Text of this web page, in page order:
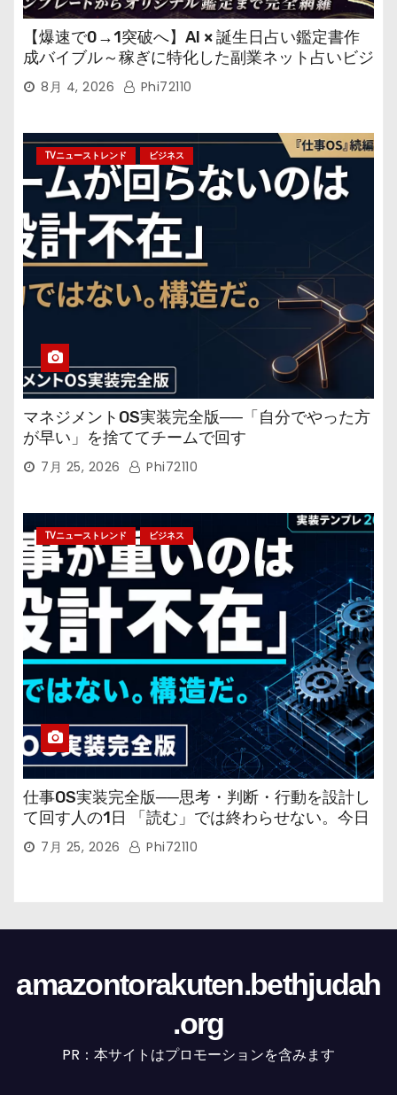
【爆速で0→1突破へ】AI × 誕生日占い鑑定書作
成バイブル～稼ぎに特化した副業ネット占いビジ
ネス8月 4, 2026 Phi72110
TVニューストレンド ビジネス
マネジメントOS実装完全版──「自分でやった方
が早い」を捨ててチームで回す
7月 25, 2026 Phi72110
TVニューストレンド ビジネス
仕事OS実装完全版──思考・判断・行動を設計し
て回す人の1日 「読む」では終わらせない。今日
から回す実装書だ。
7月 25, 2026 Phi72110
amazontorakuten.bethjudah
.org
PR：本サイトはプロモーションを含みます